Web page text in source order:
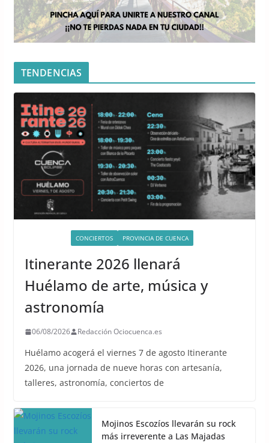
TENDENCIAS
CONCIERTOS PROVINCIA DE CUENCA
Itinerante 2026 llenará
Huélamo de arte, música y
astronomía
06/08/2026 Redacción Ociocuenca.es
Huélamo acogerá el viernes 7 de agosto Itinerante
2026, una jornada de nueve horas con artesanía,
talleres, astronomía, conciertos de
Mojinos Escozíos llevarán su rock
más irreverente a Las Majadas